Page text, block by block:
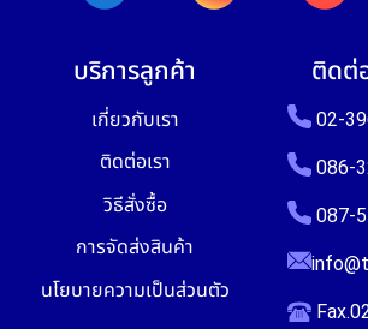
บริการลูกค้า
เกี่ยวกับเรา
ติดต่อเรา
วิธีสั่งซื้อ
การจัดส่งสินค้า
นโยบายความเป็นส่วนตัว
ติดต่อ
02-
086-
087-